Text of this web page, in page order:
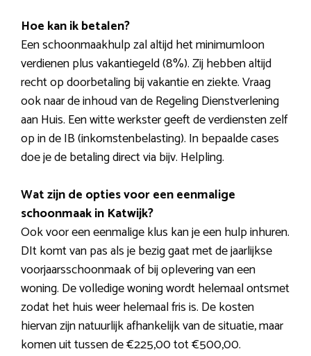
Hoe kan ik betalen?
Een schoonmaakhulp zal altijd het minimumloon
verdienen plus vakantiegeld (8%). Zij hebben altijd
recht op doorbetaling bij vakantie en ziekte. Vraag
ook naar de inhoud van de Regeling Dienstverlening
aan Huis. Een witte werkster geeft de verdiensten zelf
op in de IB (inkomstenbelasting). In bepaalde cases
doe je de betaling direct via bijv. Helpling.
Wat zijn de opties voor een eenmalige
schoonmaak in Katwijk?
Ook voor een eenmalige klus kan je een hulp inhuren.
DIt komt van pas als je bezig gaat met de jaarlijkse
voorjaarsschoonmaak of bij oplevering van een
woning. De volledige woning wordt helemaal ontsmet
zodat het huis weer helemaal fris is. De kosten
hiervan zijn natuurlijk afhankelijk van de situatie, maar
komen uit tussen de €225,00 tot €500,00.